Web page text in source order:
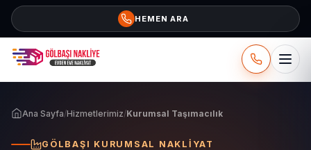
İçeriğe geç
HEMEN ARA
Ana Sayfa/Hizmetlerimiz/Kurumsal Taşımacılık
GÖLBAŞI KURUMSAL NAKLIYAT